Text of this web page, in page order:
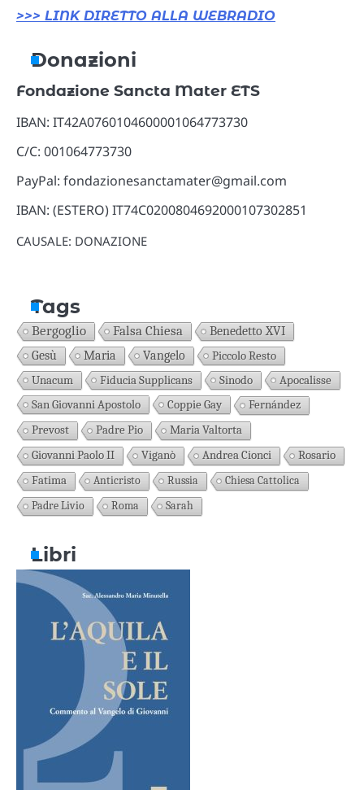
>>> LINK DIRETTO ALLA WEBRADIO
Donazioni
Fondazione Sancta Mater ETS
IBAN: IT42A0760104600001064773730
C/C: 001064773730
PayPal: fondazionesanctamater@gmail.com
IBAN: (ESTERO) IT74C0200804692000107302851
CAUSALE: DONAZIONE
Tags
Bergoglio Falsa Chiesa Benedetto XVI
Gesù Maria Vangelo
Piccolo Resto
Unacum
Fiducia Supplicans Sinodo
Apocalisse
San Giovanni Apostolo
Coppie Gay
Fernández
Prevost
Padre Pio
Maria Valtorta
Giovanni Paolo II
Viganò Andrea Cionci
Rosario
Fatima
Anticristo Russia
Chiesa Cattolica
Padre Livio
Roma Sarah
Libri